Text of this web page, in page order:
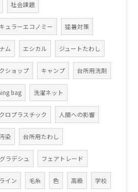
社会課題
ュラーエコノミー 猛暑対策
ム エシカル ジュートたわし
ショップ キャンプ 台所用洗剤
bag 洗濯ネット
ロプラスチック 人間への影響
染 台所用たわし
ラデシュ フェアトレード
イン 毛糸 色 高級 学校